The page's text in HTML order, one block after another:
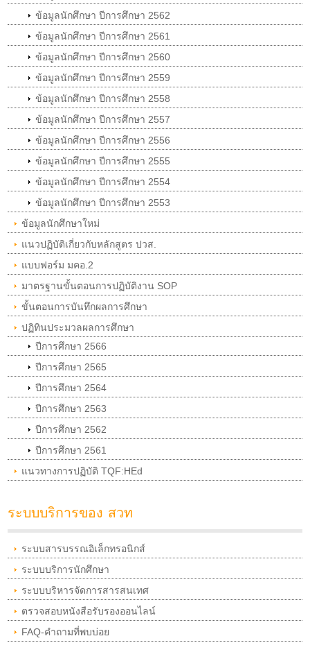
ข้อมูลนักศึกษา ปีการศึกษา 2562
ข้อมูลนักศึกษา ปีการศึกษา 2561
ข้อมูลนักศึกษา ปีการศึกษา 2560
ข้อมูลนักศึกษา ปีการศึกษา 2559
ข้อมูลนักศึกษา ปีการศึกษา 2558
ข้อมูลนักศึกษา ปีการศึกษา 2557
ข้อมูลนักศึกษา ปีการศึกษา 2556
ข้อมูลนักศึกษา ปีการศึกษา 2555
ข้อมูลนักศึกษา ปีการศึกษา 2554
ข้อมูลนักศึกษา ปีการศึกษา 2553
ข้อมูลนักศึกษาใหม่
แนวปฏิบัติเกี่ยวกับหลักสูตร ปวส.
แบบฟอร์ม มคอ.2
มาตรฐานขั้นตอนการปฏิบัติงาน SOP
ขั้นตอนการบันทึกผลการศึกษา
ปฏิทินประมวลผลการศึกษา
ปีการศึกษา 2566
ปีการศึกษา 2565
ปีการศึกษา 2564
ปีการศึกษา 2563
ปีการศึกษา 2562
ปีการศึกษา 2561
แนวทางการปฏิบัติ TQF:HEd
ระบบบริการของ สวท
ระบบสารบรรณอิเล็กทรอนิกส์
ระบบบริการนักศึกษา
ระบบบริหารจัดการสารสนเทศ
ตรวจสอบหนังสือรับรองออนไลน์
FAQ-คำถามที่พบบ่อย